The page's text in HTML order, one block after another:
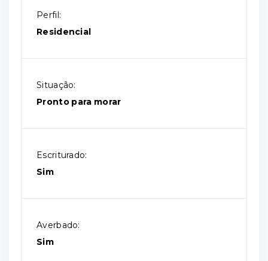
Perfil:
Residencial
Situação:
Pronto para morar
Escriturado:
Sim
Averbado:
Sim